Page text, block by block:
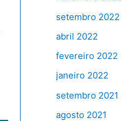
setembro 2022
abril 2022
fevereiro 2022
janeiro 2022
setembro 2021
agosto 2021